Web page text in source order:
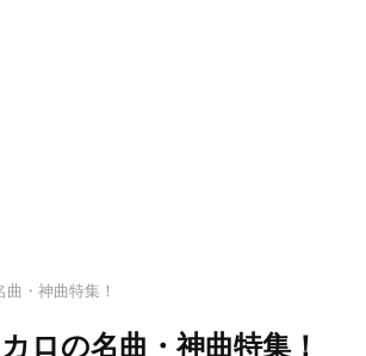
曲・神曲特集！
ロの名曲・神曲特集！